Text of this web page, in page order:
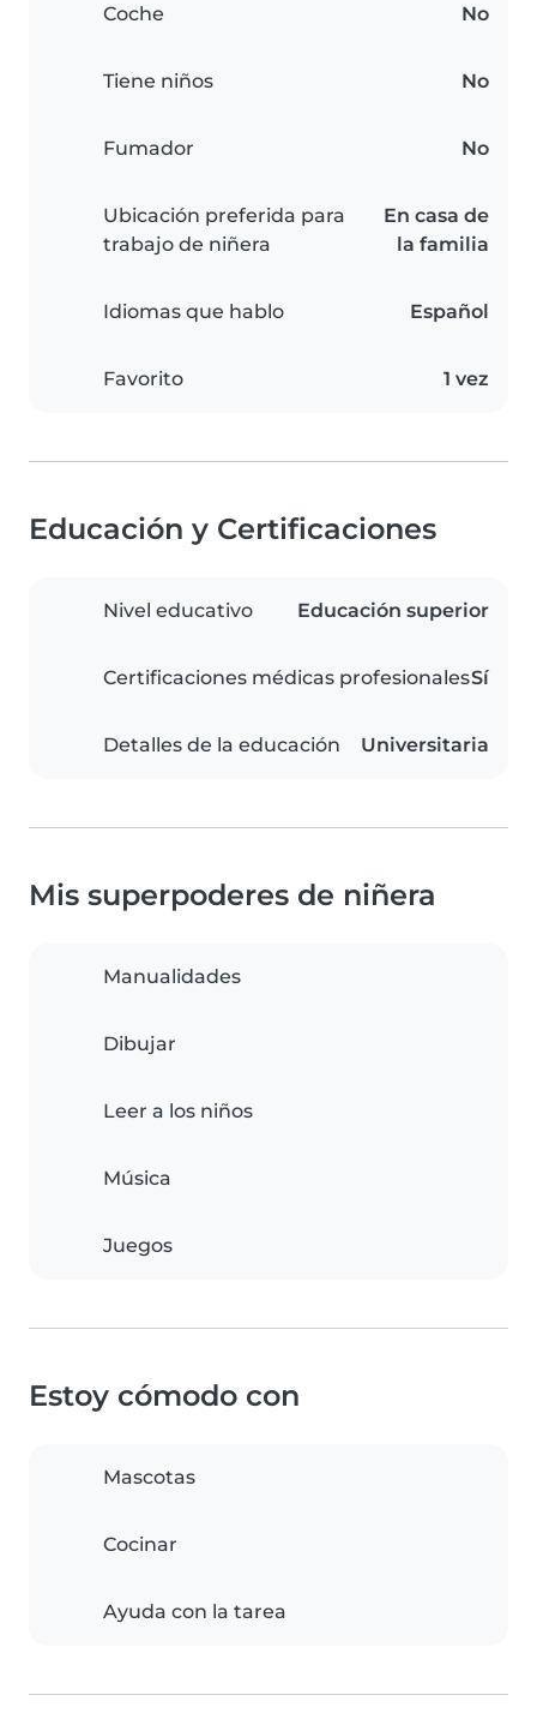
Coche No
Tiene niños No
Fumador No
Ubicación preferida para
trabajo de niñera
En casa de
la familia
Idiomas que hablo Español
Favorito 1 vez
Educación y Certificaciones
Nivel educativo Educación superior
Certificaciones médicas profesionalesSí
Detalles de la educación Universitaria
Mis superpoderes de niñera
Manualidades
Dibujar
Leer a los niños
Música
Juegos
Estoy cómodo con
Mascotas
Cocinar
Ayuda con la tarea